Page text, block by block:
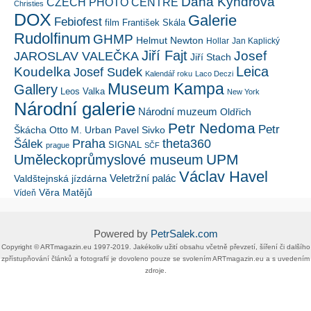
Christies CZECH PHOTO CENTRE
DOX Febiofest film František Skála Galerie
Rudolfinum GHMP Helmut Newton Hollar Jan Kaplický
JAROSLAV VALEČKA Jiří Fajt Jiří Stach Josef
Koudelka Josef Sudek Kalendář roku Laco Deczi Leica
Gallery Leos Valka Museum Kampa New York
Národní galerie Národní muzeum Oldřich
Škácha Otto M. Urban Pavel Sivko Petr Nedoma Petr
Šálek prague Praha SIGNAL SČF theta360
Uměleckoprůmyslové museum UPM
Valdštejnská jízdárna Veletržní palác Václav Havel
Vídeň Věra Matějů
Powered by PetrSalek.com
Copyright ©​ ​​ARTmagazin.eu ​1997-2019​.​ Jakékoliv užití obsahu včetně převzetí, šíření či dalšího
zpřístupňování článků a fotografií je dovoleno pouze se svolením ​ARTmagazin.eu​ ​a s uvedením
zdroje.